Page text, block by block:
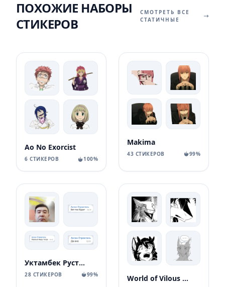
ПОХОЖИЕ НАБОРЫ
СТИКЕРОВ
СМОТРЕТЬ ВСЕ
СТАТИЧНЫЕ
Ao No Exorcist
6 СТИКЕРОВ 100%
Makima
43 СТИКЕРОВ 99%
Уктамбек Рустамбекович
28 СТИКЕРОВ 99% World of Vilous [Manga